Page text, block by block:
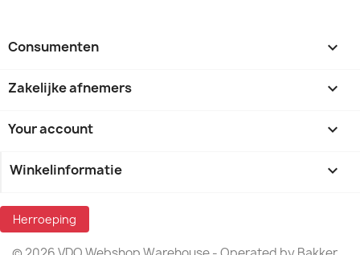
Consumenten 
Zakelijke afnemers 
Your account 
Winkelinformatie keyboard_arrow_down
Herroeping